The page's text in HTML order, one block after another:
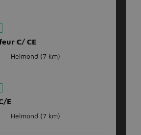
C/ CE
Helmond (7 km)
E
Helmond (7 km)